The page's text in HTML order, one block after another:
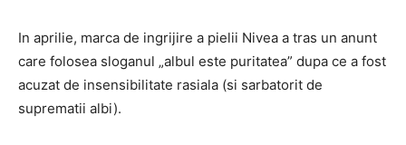
In aprilie, marca de ingrijire a pielii Nivea a tras un anunt
care folosea sloganul „albul este puritatea” dupa ce a fost
acuzat de insensibilitate rasiala (si sarbatorit de
suprematii albi).